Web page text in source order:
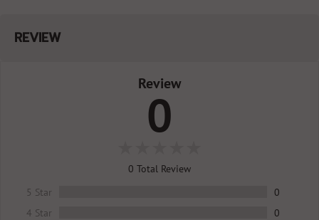
REVIEW
Review
0
0 Total Review
5 Star
0
4 Star
0